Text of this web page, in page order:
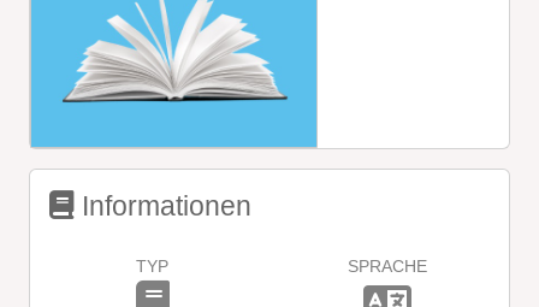
Informationen
TYP SPRACHE